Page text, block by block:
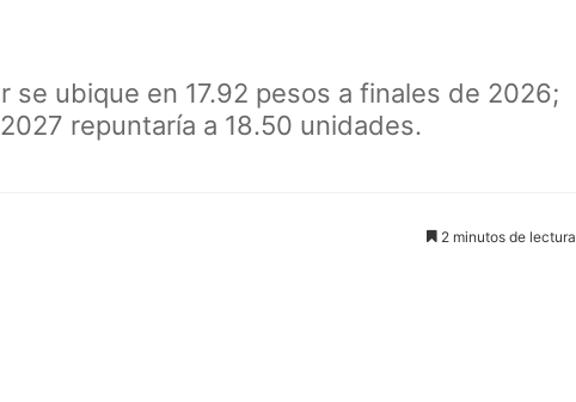
se ubique en 17.92 pesos a finales de 2026;
repuntaría a 18.50 unidades.
2 minutos de lectura